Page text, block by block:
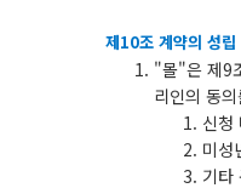
제10조 계약의 성립
"몰"은 제9
리인의 동
신청
미성
기타